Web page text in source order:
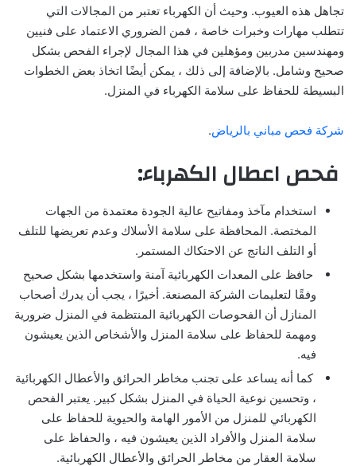
تجاهل هذه العيوب. وحيث أن الكهرباء تعتبر من المجالات التي
تتطلب مهارات وخبرات خاصة ، فمن الضروري الاعتماد على فنيين
ومهندسين مدربين ومؤهلين في هذا المجال لإجراء الفحص بشكل
صحيح وشامل. بالإضافة إلى ذلك ، يمكن أيضًا اتخاذ بعض الخطوات
البسيطة للحفاظ على سلامة الكهرباء في المنزل.
شركة فحص مباني بالرياض.
فحص اعطال الكهرباء:
استخدام مآخذ ومفاتيح عالية الجودة معتمدة من الجهات
المختصة. المحافظة على سلامة الأسلاك وعدم تعريضها للتلف
أو التلف الناتج عن الاحتكاك المستمر.
حافظ على المعدات الكهربائية آمنة واستخدمها بشكل صحيح
وفقًا لتعليمات الشركة المصنعة. أخيرًا ، يجب أن يدرك أصحاب
المنازل أن الفحوصات الكهربائية المنتظمة في المنزل ضرورية
ومهمة للحفاظ على سلامة المنزل والأشخاص الذين يعيشون
فيه.
كما أنه يساعد على تجنب مخاطر الحرائق والأعطال الكهربائية
، وتحسين نوعية الحياة في المنزل بشكل كبير. يعتبر الفحص
الكهربائي للمنزل من الأمور الهامة والحيوية للحفاظ على
سلامة المنزل والأفراد الذين يعيشون فيه ، والحفاظ على
سلامة العقار من مخاطر الحرائق والأعطال الكهربائية.